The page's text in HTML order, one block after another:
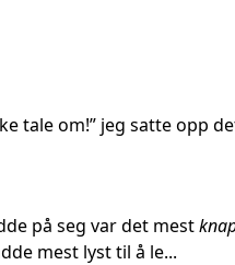
tale om!” jeg satte opp
på seg var det mest
mest lyst til å le...